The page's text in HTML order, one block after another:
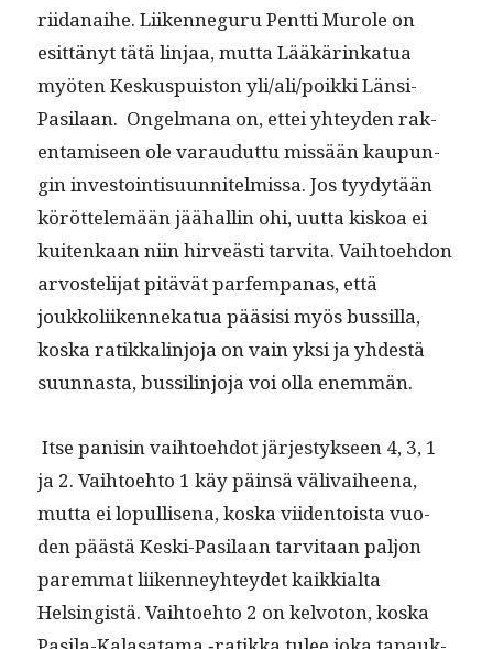
riidanai­he. Liiken­ne­gu­ru Pent­ti Murole on
esit­tänyt tätä lin­jaa, mut­ta Lääkärinkat­ua
myöten Keskus­puis­ton yli/ali/poikki Län­si-
Pasi­laan. Ongel­mana on, ettei yhtey­den rak­
en­tamiseen ole varaudut­tu mis­sään kaupun­
gin investoin­tisu­un­nitelmis­sa. Jos tyy­dytään
köröt­telemään jäähallin ohi, uut­ta kiskoa ei
kuitenkaan niin hirveästi tarvi­ta. Vai­h­toe­hdon
arvosteli­jat pitävät par­fem­panas, että
joukkoli­iken­nekat­ua pää­sisi myös bus­sil­la,
kos­ka ratikkalin­jo­ja on vain yksi ja yhdestä
suun­nas­ta, bus­sil­in­jo­ja voi olla enemmän.
Itse panisin vai­h­toe­hdot järjestyk­seen 4, 3, 1
ja 2. Vai­h­toe­hto 1 käy päin­sä väli­vai­heena,
mut­ta ei lop­ullise­na, kos­ka viiden­toista vuo­
den päästä Kes­ki-Pasi­laan tarvi­taan paljon
parem­mat liiken­ney­htey­det kaikkial­ta
Helsingistä. Vai­h­toe­hto 2 on kelvo­ton, kos­ka